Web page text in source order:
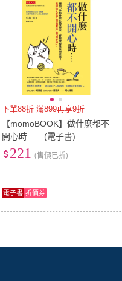
下單88折 滿899再享9折
【momoBOOK】做什麼都不
開心時……(電子書)
221 (售價已折)
電子書 折價券